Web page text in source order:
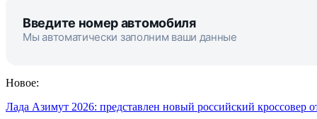
Введите номер автомобиля
Мы автоматически заполним ваши данные
Новое:
Лада Азимут 2026: представлен новый российский кроссовер